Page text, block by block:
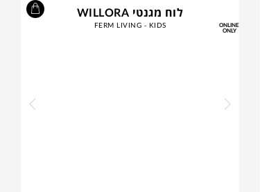
ONLINE
ONLY
לוח מגנטי WILLORA
FERM LIVING - KIDS